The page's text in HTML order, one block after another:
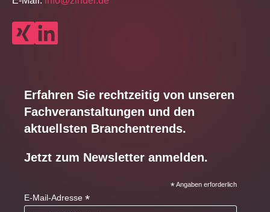
Erfahren Sie rechtzeitig von unseren
Fachveranstaltungen und den
aktuellsten Branchentrends.
Jetzt zum Newsletter anmelden.
*Angaben erforderlich
E-Mail-Adresse *